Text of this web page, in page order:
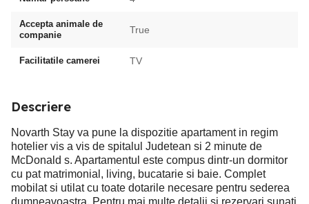
Accepta animale de
companie
True
Facilitatile camerei TV
Descriere
Novarth Stay va pune la dispozitie apartament in regim
hotelier vis a vis de spitalul Judetean si 2 minute de
McDonald s. Apartamentul este compus dintr-un dormitor
cu pat matrimonial, living, bucatarie si baie. Complet
mobilat si utilat cu toate dotarile necesare pentru sederea
dumneavoastra. Pentru mai multe detalii si rezervari sunati